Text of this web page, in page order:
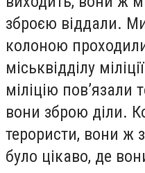
зброєю віддали.
колоною
міськвідділу
міліцію пов’язали
вони зброю діли.
терористи, вони ж
було цікаво, де